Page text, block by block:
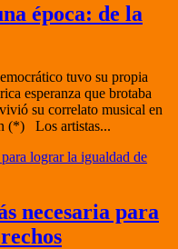
época: de la
tuvo su propia
esperanza que brotaba
su correlato musical en
(*) Los artistas...
necesaria para